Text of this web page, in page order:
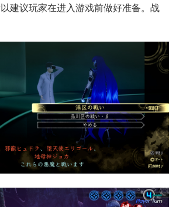
建议玩家在进入游戏前做好准备。战